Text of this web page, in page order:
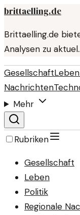
brittaelling.de
Brittaelling.de
Analysen zu
GesellschaftLeben
Nachrichten
Mehr
Rubriken
Gesellschaft
Leben
Politik
Regionale